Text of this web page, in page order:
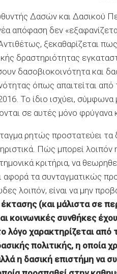
Δασών και Δασικού
απόφαση δεν
ξεκαθαρίζεται
δραστηριότητας
δασοβιοκοινότητα και
όπως απαιτείται
Το ίδιο ισχύει, σύμφωνα
σε αυτές μόνο φρύγανα
ρητώς προστατεύει τα
Πώς μπορεί
κριτήρια, να
τα συνταγματικώς
λοιπόν, είναι να μην
(και μάλιστα σε
κοινωνικές συνθήκες
λόγο χαρακτηρίζεται
πολιτικής, η οποία
η δασική επιστήμη να